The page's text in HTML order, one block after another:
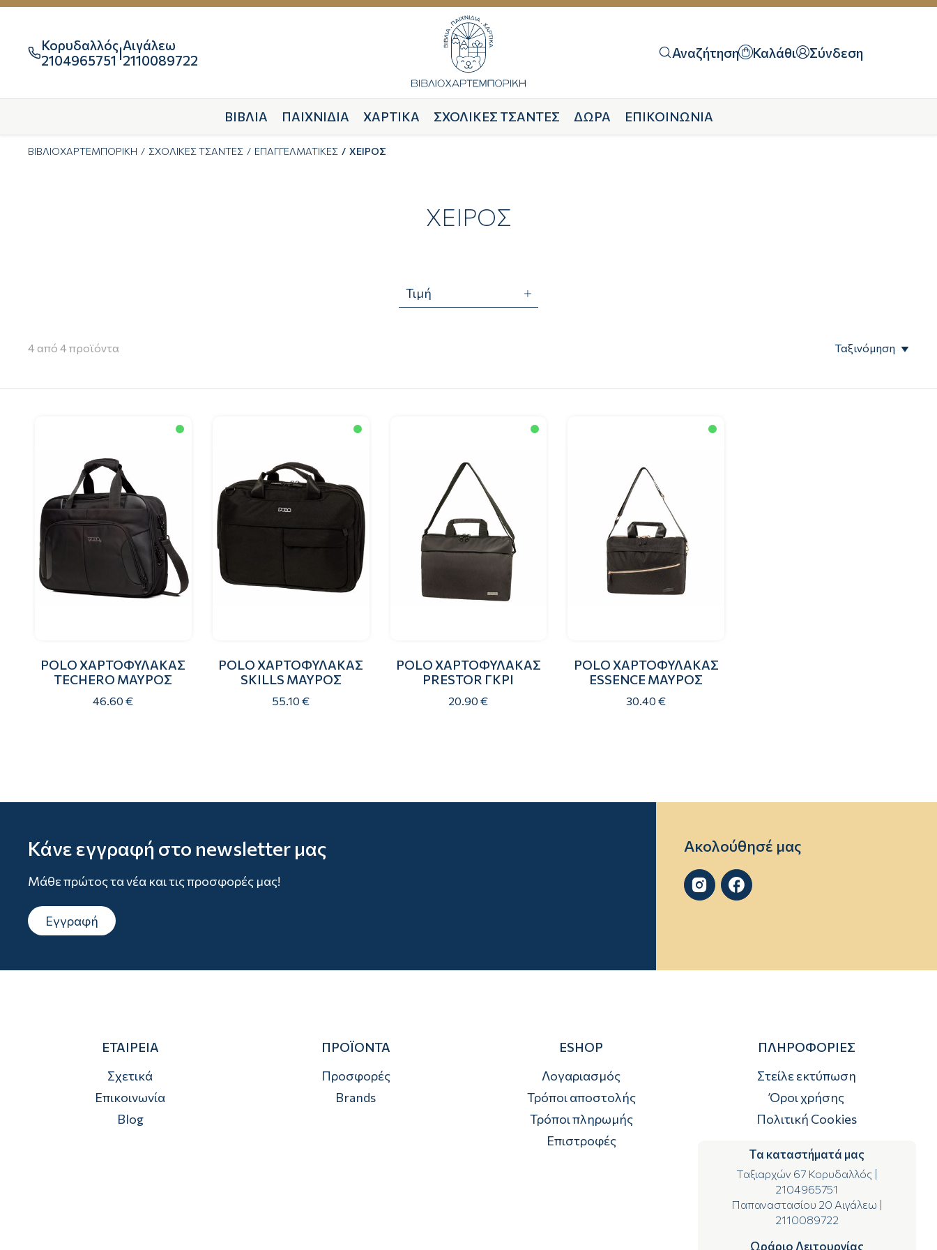
Κορυδαλλός
2104965751 |Αιγάλεω
2110089722
Αναζήτηση Καλάθι Σύνδεση
ΒΙΒΛΙΑ ΠΑΙΧΝΙΔΙΑ ΧΑΡΤΙΚΑ ΣΧΟΛΙΚΕΣ ΤΣΑΝΤΕΣ ΔΩΡΑ ΕΠΙΚΟΙΝΩΝΙΑ
ΒΙΒΛΙΟΧΑΡΤΕΜΠΟΡΙΚΗ ΣΧΟΛΙΚΕΣ ΤΣΑΝΤΕΣ ΕΠΑΓΓΕΛΜΑΤΙΚΕΣ ΧΕΙΡΟΣ
ΧΕΙΡΟΣ
Τιμή
4 από 4 προϊόντα Ταξινόμηση
POLO ΧΑΡΤΟΦΥΛΑΚΑΣ
TECHERO ΜΑΥΡΟΣ
46.60 €
POLO ΧΑΡΤΟΦΥΛΑΚΑΣ
SKILLS ΜΑΥΡΟΣ
55.10 €
POLO ΧΑΡΤΟΦΥΛΑΚΑΣ
PRESTOR ΓΚΡΙ
20.90 €
POLO ΧΑΡΤΟΦΥΛΑΚΑΣ
ESSENCE ΜΑΥΡΟΣ
30.40 €
Κάνε εγγραφή στο newsletter μας
Μάθε πρώτος τα νέα και τις προσφορές μας!
Εγγραφή
Ακολούθησέ μας
 
ΕΤΑΙΡΕΙΑ
Σχετικά
Επικοινωνία
Blog
ΠΡΟΪΟΝΤΑ
Προσφορές
Brands
ESHOP
Λογαριασμός
Τρόποι αποστολής
Τρόποι πληρωμής
Επιστροφές
ΠΛΗΡΟΦΟΡΙΕΣ
Στείλε εκτύπωση
Όροι χρήσης
Πολιτική Cookies
Τα καταστήματά μας
Ταξιαρχών 67 Κορυδαλλός|
2104965751
Παπαναστασίου 20 Αιγάλεω
2110089722
Ωράριο Λειτουργίας